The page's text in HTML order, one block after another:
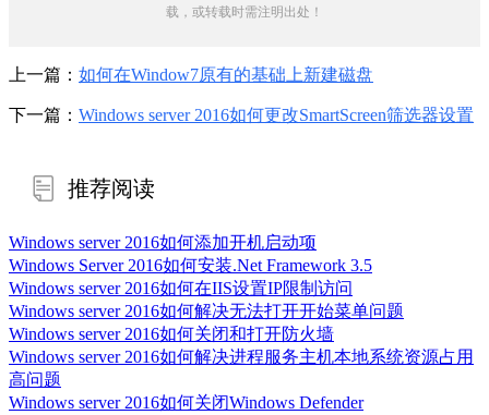
载，或转载时需注明出处！
上一篇： 如何在Window7原有的基础上新建磁盘
下一篇： Windows server 2016如何更改SmartScreen筛选器设置
推荐阅读
Windows server 2016如何添加开机启动项
Windows Server 2016如何安装.Net Framework 3.5
Windows server 2016如何在IIS设置IP限制访问
Windows server 2016如何解决无法打开开始菜单问题
Windows server 2016如何关闭和打开防火墙
Windows server 2016如何解决进程服务主机本地系统资源占用
高问题
Windows server 2016如何关闭Windows Defender